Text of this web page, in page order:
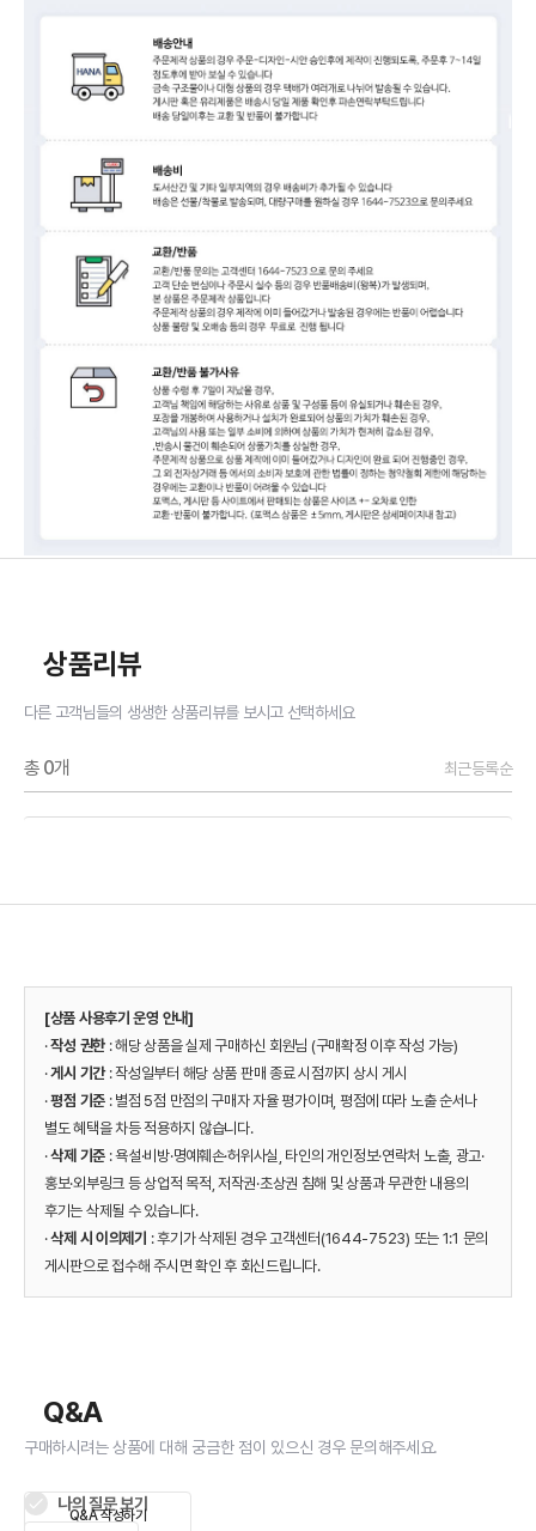
상품리뷰
다른 고객님들의 생생한 상품리뷰를 보시고 선택하세요
총 0개 최근등록순
[상품 사용후기 운영 안내]
·작성 권한 : 해당 상품을 실제 구매하신 회원님 (구매확정 이후 작성 가능)
·게시 기간: 작성일부터 해당 상품 판매 종료 시점까지 상시 게시
·평점 기준 : 별점 5점 만점의 구매자 자율 평가이며, 평점에 따라 노출 순서나
별도 혜택을 차등 적용하지 않습니다.
·삭제 기준 : 욕설·비방·명예훼손·허위사실, 타인의 개인정보·연락처 노출, 광고·
홍보·외부링크 등 상업적 목적, 저작권·초상권 침해 및 상품과 무관한 내용의
후기는 삭제될 수 있습니다.
·삭제 시 이의제기 : 후기가 삭제된 경우 고객센터(1644-7523) 또는 1:1 문의
게시판으로 접수해 주시면 확인 후 회신드립니다.
Q&A
구매하시려는 상품에 대해 궁금한 점이 있으신 경우 문의해주세요.
나의 질문 보기
Q&A 작성하기